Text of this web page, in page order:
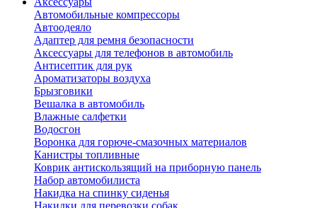
Автомобильные компрессоры
Автоодеяло
Адаптер для ремня безопасности
Аксессуары для телефонов в автомобиль
Антисептик для рук
Ароматизаторы воздуха
Брызговики
Вешалка в автомобиль
Влажные салфетки
Водосгон
Воронка для горюче-смазочных материалов
Канистры топливные
Коврик антискользящий на приборную панель
Набор автомобилиста
Накидка на спинку сиденья
Накидки для перевозки собак